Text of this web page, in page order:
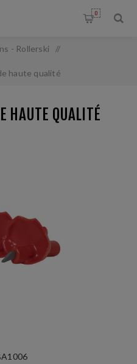
0
- Rollerski /
haute qualité
HAUTE QUALITÉ